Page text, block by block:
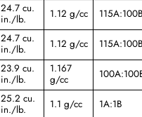
24.7 cu.
in./lb.
1.12 g/cc
24.7 cu.
in./lb.
1.12 g/cc
23.9 cu.
in./lb.
1.167
g/cc
25.2 cu.
in./lb.
1.1 g/cc 1A:1B